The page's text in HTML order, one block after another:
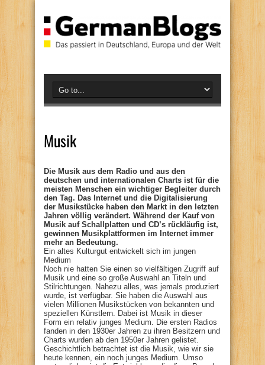
Musik
Die Musik aus dem Radio und aus den
deutschen und internationalen Charts ist für die
meisten Menschen ein wichtiger Begleiter durch
den Tag. Das Internet und die Digitalisierung
der Musikstücke haben den Markt in den letzten
Jahren völlig verändert. Während der Kauf von
Musik auf Schallplatten und CD’s rückläufig ist,
gewinnen Musikplattformen im Internet immer
mehr an Bedeutung.
Ein altes Kulturgut entwickelt sich im jungen
Medium
Noch nie hatten Sie einen so vielfältigen Zugriff auf
Musik und eine so große Auswahl an Titeln und
Stilrichtungen. Nahezu alles, was jemals produziert
wurde, ist verfügbar. Sie haben die Auswahl aus
vielen Millionen Musikstücken von bekannten und
speziellen Künstlern. Dabei ist Musik in dieser
Form ein relativ junges Medium. Die ersten Radios
fanden in den 1930er Jahren zu ihren Besitzern und
Charts wurden ab den 1950er Jahren gelistet.
Geschichtlich betrachtet ist die Musik, wie wir sie
heute kennen, ein noch junges Medium. Umso